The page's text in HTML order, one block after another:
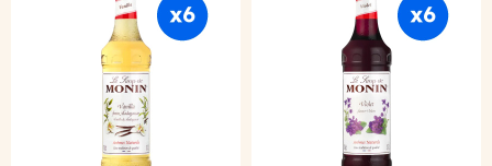
Add to wishlist Add